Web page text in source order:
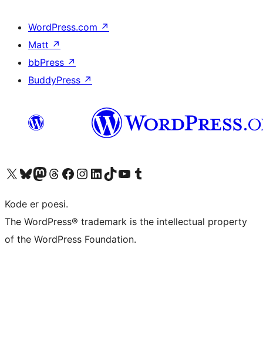
WordPress.com ↗
Matt ↗
bbPress ↗
BuddyPress ↗
Besøg vores X (tidligere Twitter) konto
Besøg vores Bluesky-konto
Besøg vores Mastodon konto
Besøg vores Threads-konto
Besøg vores Facebook sideBesøg vores Instagram konto
Besøg vores LinkedIn konto
Besøg vores TikTok-konto
Besøg vores YouTube-kanalBesøg vores Tumblr-konto
Kode er poesi.
The WordPress® trademark is the intellectual property
of the WordPress Foundation.